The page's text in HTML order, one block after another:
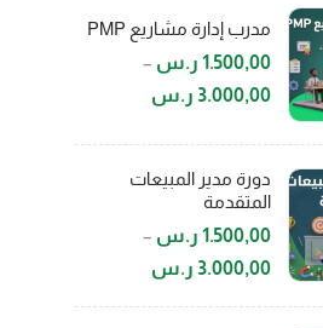
مدرب إدارة مشاريع PMP
1.500,00 ر.س –
3.000,00 ر.س
دورة مدير المبيعات
المتقدمة
1.500,00 ر.س –
3.000,00 ر.س